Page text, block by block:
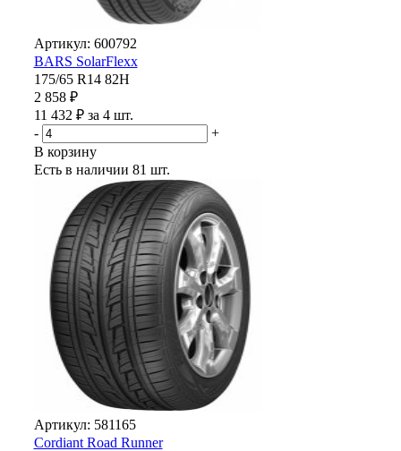
Артикул: 600792
BARS SolarFlexx
175/65 R14 82H
2 858 ₽
11 432 ₽ за 4 шт.
-
+
В корзину
Есть в наличии 81 шт.
Артикул: 581165
Cordiant Road Runner